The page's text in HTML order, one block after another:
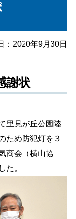
康・福祉
： 2020年9月30日
謝状
里見が丘公園陸
ため防犯灯を３
商会（横山協
た。